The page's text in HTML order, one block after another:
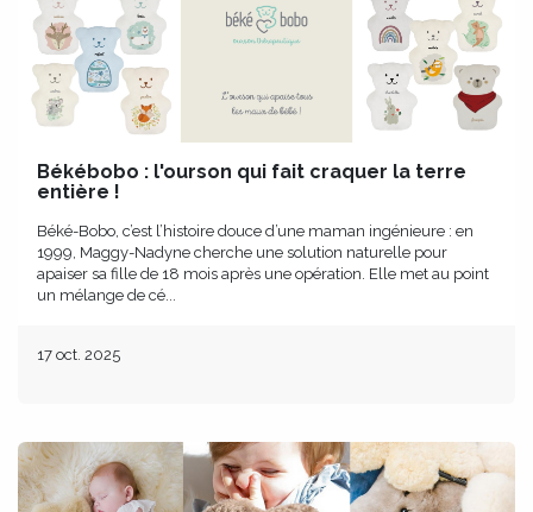
Békébobo : l'ourson qui fait craquer la terre
entière !
Béké-Bobo, c’est l’histoire douce d’une maman ingénieure : en
1999, Maggy-Nadyne cherche une solution naturelle pour
apaiser sa fille de 18 mois après une opération. Elle met au point
un mélange de cé...
17 oct. 2025